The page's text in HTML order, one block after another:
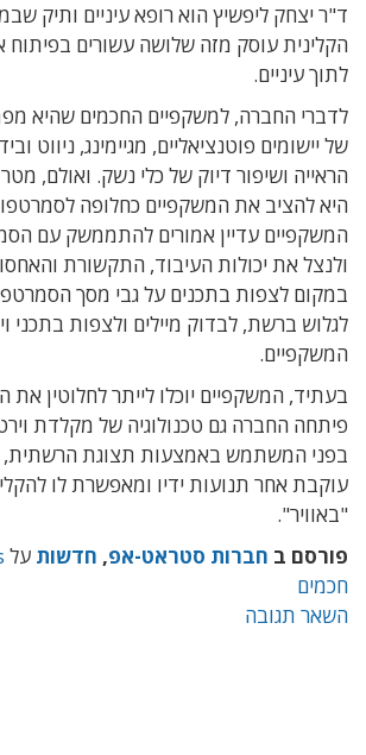
ד"ר יצחק ליפשיץ הוא רופא עיניים ותיק
הקלינית עוסק מזה שלושה עשורים בפיתוח
לתוך עיניים.
לדברי החברה, למשקפיים החכמים שהיא
של יישומים פוטנציאליים, מגיימינג, ניווט
הראייה ושיפור דיוק של כלי נשק. ואולם,
היא להציב את המשקפיים כחלופה
המשקפיים עדיין אמורים להתממשק עם
ולנצל את יכולות העיבוד, התקשורת
במקום לצפות בתכנים על גבי מסך
לגלוש ברשת, לבדוק מיילים ולצפות בתכני
המשקפיים.
בעתיד, המשקפיים יוכלו לייתר לחלוטין
פיתחה החברה גם טכנולוגיה של מקלדת
בפני המשתמש באמצעות תצוגת
עוקבת אחר תנועות ידיו ומאפשרת לו
"באוויר".
פורסם ב חברות סטראט-אפ, חדשות על
חכמים
השאר תגובה